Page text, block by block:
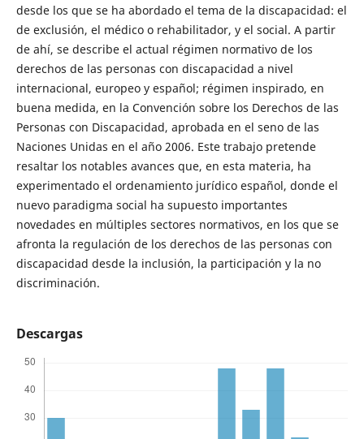
desde los que se ha abordado el tema de la discapacidad: el
de exclusión, el médico o rehabilitador, y el social. A partir
de ahí, se describe el actual régimen normativo de los
derechos de las personas con discapacidad a nivel
internacional, europeo y español; régimen inspirado, en
buena medida, en la Convención sobre los Derechos de las
Personas con Discapacidad, aprobada en el seno de las
Naciones Unidas en el año 2006. Este trabajo pretende
resaltar los notables avances que, en esta materia, ha
experimentado el ordenamiento jurídico español, donde el
nuevo paradigma social ha supuesto importantes
novedades en múltiples sectores normativos, en los que se
afronta la regulación de los derechos de las personas con
discapacidad desde la inclusión, la participación y la no
discriminación.
Descargas